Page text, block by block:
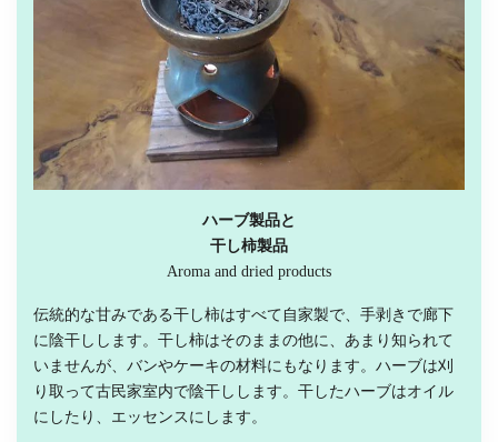
ハーブ製品と
干し柿製品
Aroma and dried products
伝統的な甘みである干し柿はすべて自家製で、手剥きで廊下
に陰干しします。干し柿はそのままの他に、あまり知られて
いませんが、バンやケーキの材料にもなります。ハーブは刈
り取って古民家室内で陰干しします。干したハーブはオイル
にしたり、エッセンスにします。